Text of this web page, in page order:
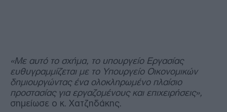
«Με αυτό το σχήμα, το υπουργείο Εργασίας
ευθυγραμμίζεται με το Υπουργείο Οικονομικών
δημιουργώντας ένα ολοκληρωμένο πλαίσιο
προστασίας για εργαζομένους και επιχειρήσεις»,
σημείωσε ο κ. Χατζηδάκης.